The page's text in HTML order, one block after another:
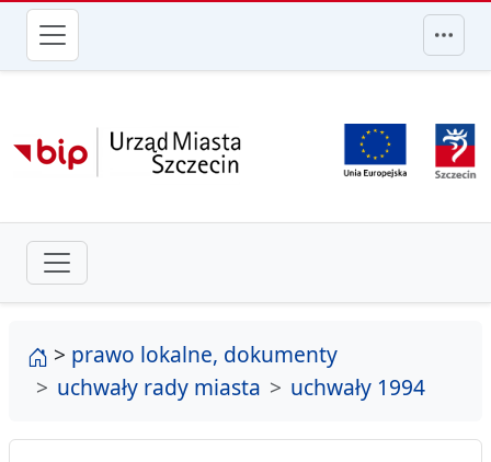
przejdź do głównego menu
strona główna
> prawo lokalne, dokumenty
uchwały rady miasta
uchwały 1994